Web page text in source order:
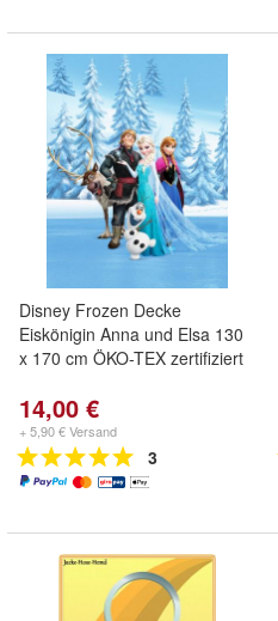
Disney Frozen Decke
Eiskönigin Anna und Elsa 130
x 170 cm ÖKO-TEX zertifiziert
14,00 €
+ 5,90 € Versand
3